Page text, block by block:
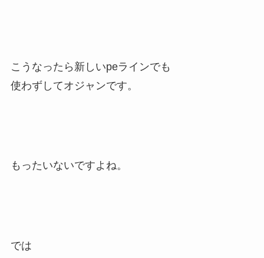
こうなったら新しいpeラインでも
使わずしてオジャンです。
もったいないですよね。
では